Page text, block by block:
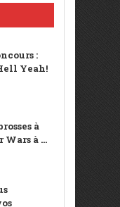
:
Yeah!
à
Wars à ...